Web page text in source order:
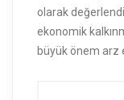
olarak
ekonomik
büyük önem arz